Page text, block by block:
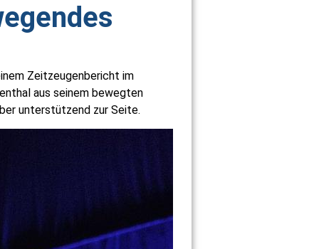
Zeitzeugenbericht im
aus seinem bewegten
unterstützend zur Seite.